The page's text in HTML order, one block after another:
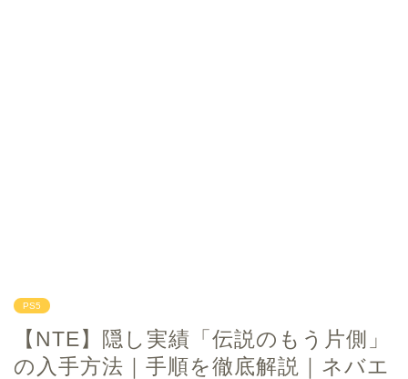
PS5
【NTE】隠し実績「伝説のもう片側」
の入手方法｜手順を徹底解説｜ネバエ